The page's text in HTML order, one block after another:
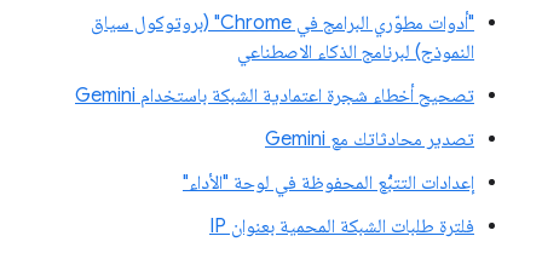
"أدوات مطوّري البرامج في Chrome" (بروتوكول سياق
النموذج) لبرنامج الذكاء الاصطناعي
تصحيح أخطاء شجرة اعتمادية الشبكة باستخدام Gemini
تصدير محادثاتك مع Gemini
إعدادات التتبُّع المحفوظة في لوحة "الأداء"
فلترة طلبات الشبكة المحمية بعنوان IP